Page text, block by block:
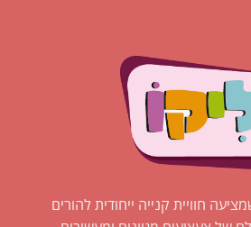
חוויית קנייה ייחודית להורים